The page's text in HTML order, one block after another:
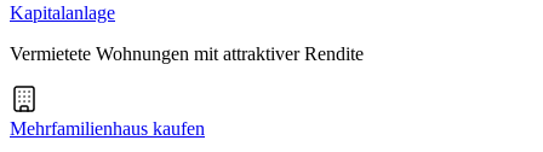
Kapitalanlage
Vermietete Wohnungen mit attraktiver Rendite
Mehrfamilienhaus kaufen